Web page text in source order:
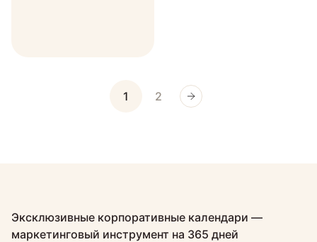
1 2
Эксклюзивные корпоративные календари —
маркетинговый инструмент на 365 дней